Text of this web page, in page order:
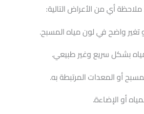
أي من الأعراض التالية:
تغير واضح في لون مياه المسبح.
بشكل سريع وغير طبيعي.
أو المعدات المرتبطة به.
أو الإضاءة.